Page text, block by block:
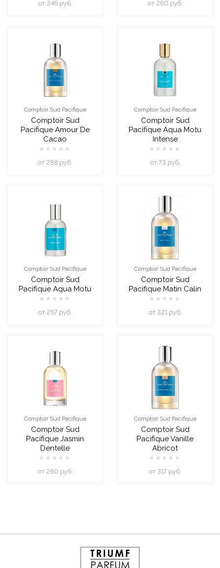
oт 346 руб. oт 260 руб.
Comptoir Sud Pacifique
Comptoir Sud
Pacifique Amour De
Cacao
oт 288 руб.
Comptoir Sud Pacifique
Comptoir Sud
Pacifique Aqua Motu
Intense
oт 73 руб.
Comptoir Sud Pacifique
Comptoir Sud
Pacifique Aqua Motu
oт 257 руб.
Comptoir Sud Pacifique
Comptoir Sud
Pacifique Matin Calin
oт 321 руб.
Comptoir Sud Pacifique
Comptoir Sud
Pacifique Jasmin
Dentelle
oт 260 руб.
Comptoir Sud Pacifique
Comptoir Sud
Pacifique Vanille
Abricot
oт 317 руб.